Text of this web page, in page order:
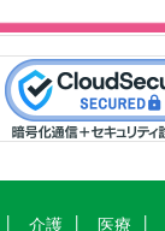
介護 医療